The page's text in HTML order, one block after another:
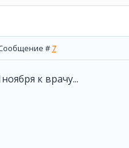
#7
к врачу...